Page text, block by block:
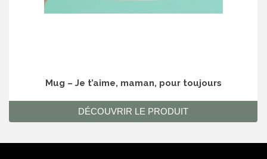
Mug – Je t’aime, maman, pour toujours
DÉCOUVRIR LE PRODUIT